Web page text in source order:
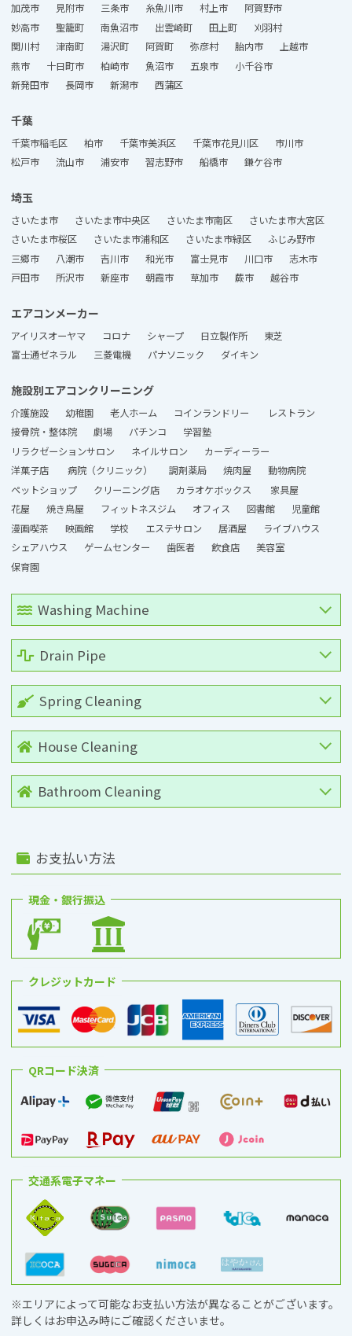
加茂市 見附市 三条市 糸魚川市 村上市
阿賀野市
妙高市
聖籠町 南魚沼市 出雲崎町 田上町
刈羽村
関川村
津南町 湯沢町 阿賀町 弥彦村 胎内市
上越市
燕市
十日町市 柏崎市 魚沼市 五泉市
小千谷市
新発田市
長岡市 新潟市 西蒲区
千葉
千葉市稲毛区 柏市 千葉市美浜区 千葉市花見川区
市川市
松戸市
流山市 浦安市 習志野市 船橋市 鎌ケ谷市
埼玉
さいたま市 さいたま市中央区 さいたま市南区
さいたま市大宮区
さいたま市桜区
さいたま市浦和区 さいたま市緑区
ふじみ野市
三郷市
八潮市 吉川市 和光市 富士見市 川口市
志木市
戸田市
所沢市 新座市 朝霞市 草加市 蕨市 越谷市
エアコンメーカー
アイリスオーヤマ コロナ シャープ 日立製作所
東芝
富士通ゼネラル
三菱電機 パナソニック ダイキン
施設別エアコンクリーニング
介護施設 幼稚園 老人ホーム コインランドリー
レストラン
接骨院・整体院
劇場 パチンコ
学習塾
リラクゼーションサロン
ネイルサロン
カーディーラー
洋菓子店
病院（クリニック） 調剤薬局 焼肉屋
動物病院
ペットショップ
クリーニング店 カラオケボックス
家具屋
花屋
焼き鳥屋 フィットネスジム オフィス 図書館
児童館
漫画喫茶
映画館 学校 エステサロン 居酒屋
ライブハウス
シェアハウス
ゲームセンター 歯医者 飲食店
美容室
保育園
Washing Machine
Drain Pipe
Spring Cleaning
House Cleaning
Bathroom Cleaning
お支払い方法
現金・銀行振込
クレジットカード
QRコード決済
交通系電子マネー
※エリアによって可能なお支払い方法が異なることがございます。
詳しくはお申込み時にご確認くださいませ。